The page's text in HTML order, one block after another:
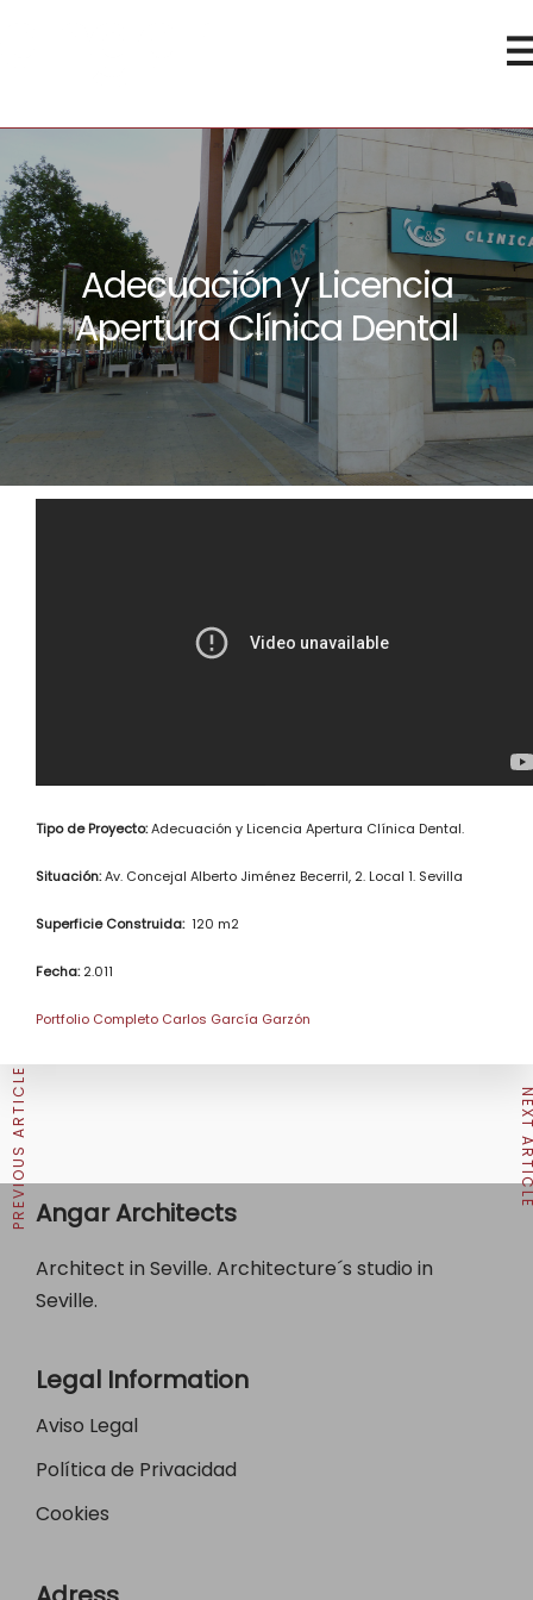
Adecuación y Licencia
Apertura Clínica Dental
Tipo de Proyecto:Adecuación y Licencia Apertura Clínica Dental.
Situación:Av. Concejal Alberto Jiménez Becerril, 2. Local 1. Sevilla
Superficie Construida: 120 m2
Fecha:2.011
Portfolio Completo Carlos García Garzón
PREVIOUS ARTICLE NEXT
Angar Architects
Architect in Seville. Architecture´s studio in
Seville.
Legal Information
Aviso Legal
Política de Privacidad
Cookies